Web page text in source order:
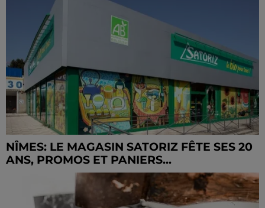
NÎMES: LE MAGASIN SATORIZ FÊTE SES 20
ANS, PROMOS ET PANIERS...